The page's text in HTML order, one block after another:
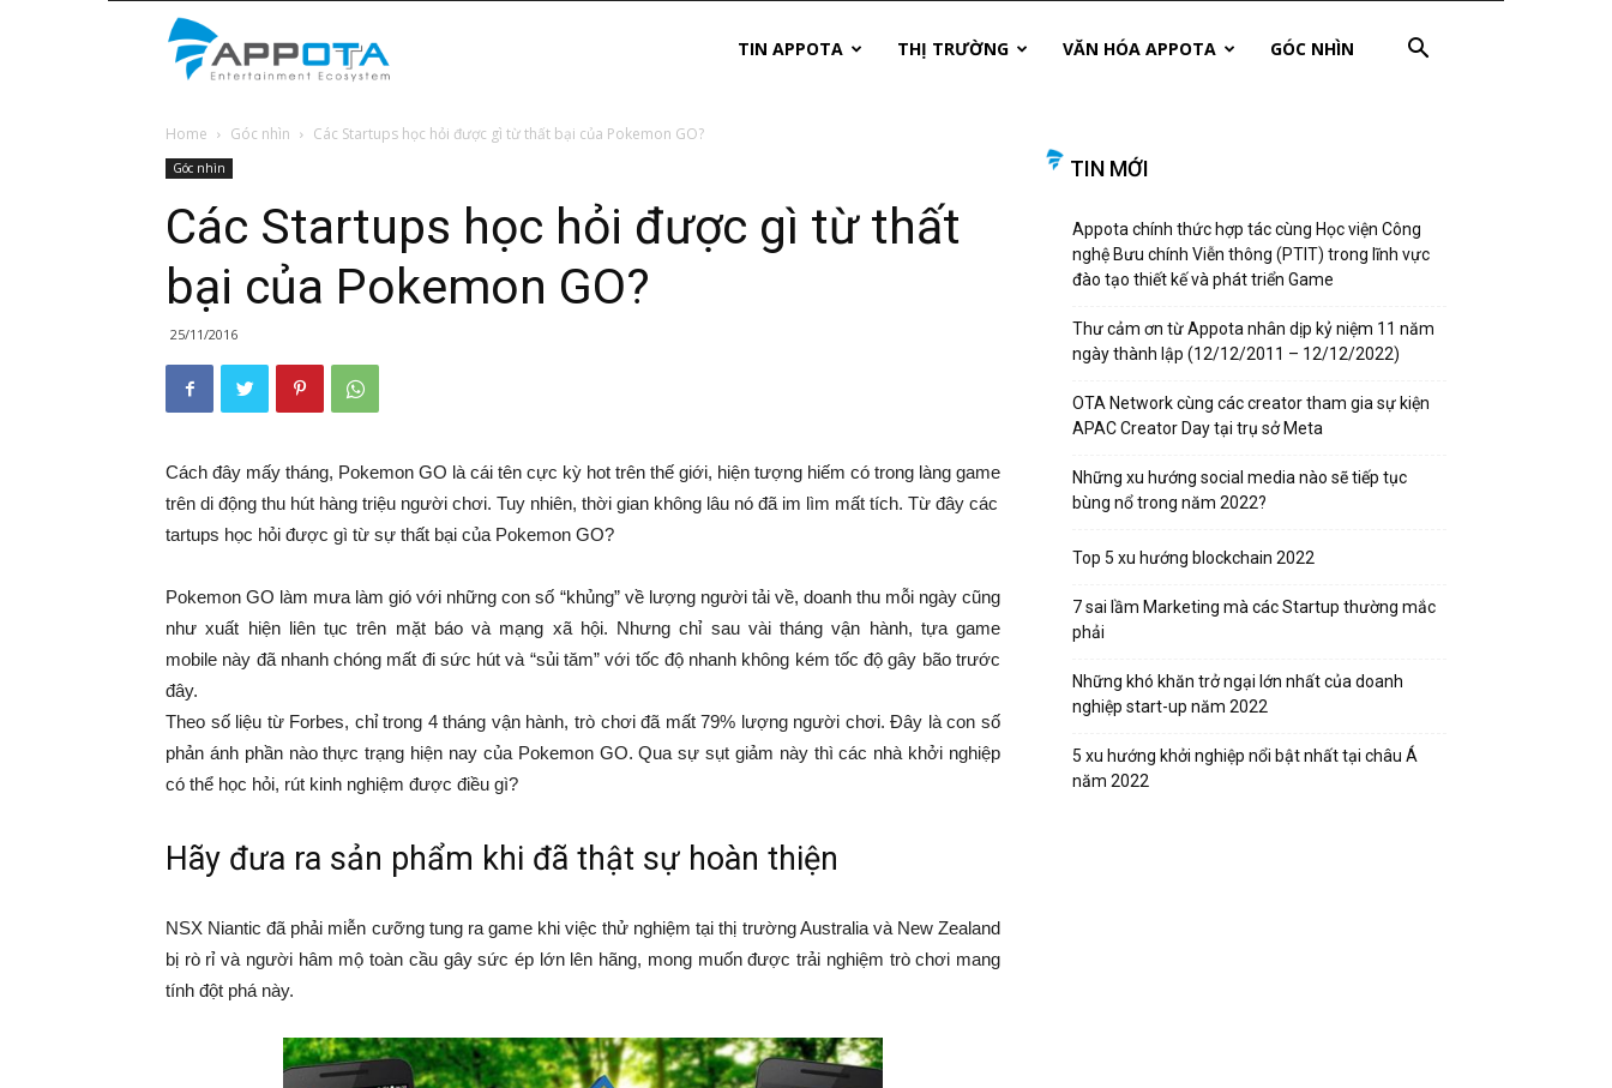
News
TIN APPOTA THỊ TRƯỜNG VĂN HÓA APPOTA GÓC NHÌN
Home Góc nhìn Các Startups học hỏi được gì từ thất bại của Pokemon GO?
Góc nhìn
Các Startups học hỏi được gì từ thất
bại của Pokemon GO?
25/11/2016
Cách đây mấy tháng, Pokemon GO là cái tên cực kỳ hot trên thế giới, hiện tượng hiếm có trong làng game
trên di động thu hút hàng triệu người chơi. Tuy nhiên, thời gian không lâu nó đã im lìm mất tích. Từ đây các
tartups học hỏi được gì từ sự thất bại của Pokemon GO?
Pokemon GO làm mưa làm gió với những con số “khủng” về lượng người tải về, doanh thu mỗi ngày cũng
như xuất hiện liên tục trên mặt báo và mạng xã hội. Nhưng chỉ sau vài tháng vận hành, tựa game
mobile này đã nhanh chóng mất đi sức hút và “sủi tăm” với tốc độ nhanh không kém tốc độ gây bão trước
đây.
Theo số liệu từ Forbes, chỉ trong 4 tháng vận hành, trò chơi đã mất 79% lượng người chơi. Đây là con số
phản ánh phần nào thực trạng hiện nay của Pokemon GO. Qua sự sụt giảm này thì các nhà khởi nghiệp
có thể học hỏi, rút kinh nghiệm được điều gì?
Hãy đưa ra sản phẩm khi đã thật sự hoàn thiện
NSX Niantic đã phải miễn cưỡng tung ra game khi việc thử nghiệm tại thị trường Australia và New Zealand
bị rò rỉ và người hâm mộ toàn cầu gây sức ép lớn lên hãng, mong muốn được trải nghiệm trò chơi mang
tính đột phá này.
TIN MỚI
Appota chính thức hợp tác cùng Học viện Công
nghệ Bưu chính Viễn thông (PTIT) trong lĩnh vực
đào tạo thiết kế và phát triển Game
Thư cảm ơn từ Appota nhân dịp kỷ niệm 11 năm
ngày thành lập (12/12/2011 – 12/12/2022)
OTA Network cùng các creator tham gia sự kiện
APAC Creator Day tại trụ sở Meta
Những xu hướng social media nào sẽ tiếp tục
bùng nổ trong năm 2022?
Top 5 xu hướng blockchain 2022
7 sai lầm Marketing mà các Startup thường mắc
phải
Những khó khăn trở ngại lớn nhất của doanh
nghiệp start-up năm 2022
5 xu hướng khởi nghiệp nổi bật nhất tại châu Á
năm 2022